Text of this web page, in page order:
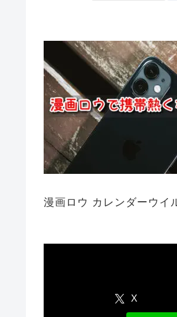
漫画ロウ カレンダーウイ
X